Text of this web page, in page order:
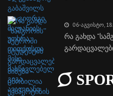
06-ᲐᲒᲕᲘᲡᲢᲝ,
რა გახდა